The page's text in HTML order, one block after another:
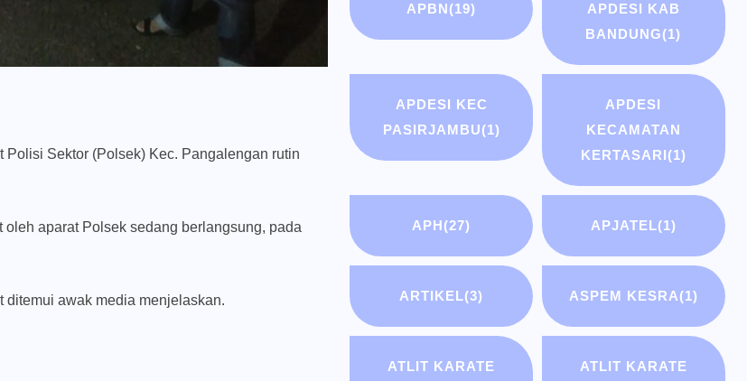
Sektor (Polsek) Kec. Pangalengan rutin
aparat Polsek sedang berlangsung, pada
ditemui awak media menjelaskan.
APBN(19)
APDESI KAB
BANDUNG(1)
APDESI KEC
PASIRJAMBU(1)
APDESI
KECAMATAN
KERTASARI(1)
APH(27) APJATEL(1)
ARTIKEL(3) ASPEM KESRA(1)
ATLIT KARATE
ATLIT KARATE